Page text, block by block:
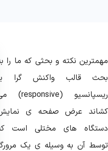
نکته و بحثی که ما را به
قالب واکنش گرا یا
ریسپانسیو (responsive) می
عرض صفحه ی نمایش
های مختلی است که
آن به وسیله ی یک مرورگر